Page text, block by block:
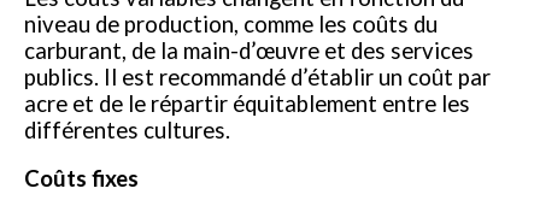
niveau de production, comme les coûts du
carburant, de la main-d’œuvre et des services
publics. Il est recommandé d’établir un coût par
acre et de le répartir équitablement entre les
différentes cultures.
Coûts fixes